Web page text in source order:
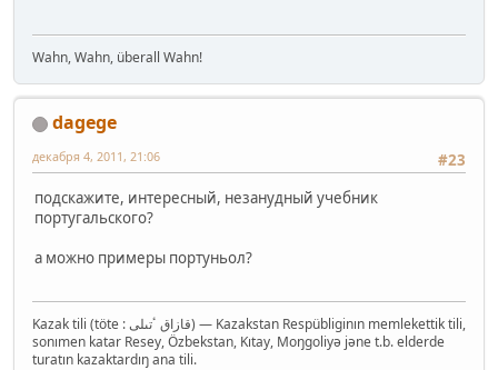
Wahn, Wahn, überall Wahn!
dagege
#23
декабря 4, 2011, 21:06
подскажите, интересный, незанудный учебник
португальского?
а можно примеры портуньол?
Kazak tili (töte : قازاق ٴتىلى‎) — Kazakstan Respübliginın memlekettik tili,
sonımen katar Resey, Özbekstan, Kıtay, Moŋgoliyə jəne t.b. elderde
turatın kazaktardıŋ ana tili.